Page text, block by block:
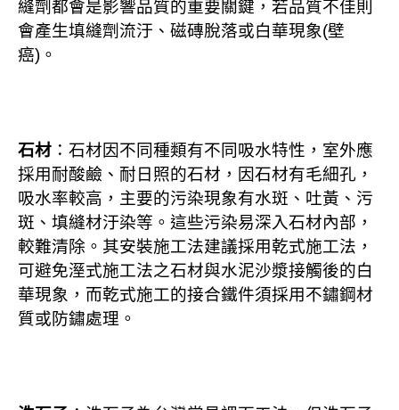
縫劑都會是影響品質的重要關鍵，若品質不佳則
會產生填縫劑流汙、磁磚脫落或白華現象(壁
癌)。
石材 ：石材因不同種類有不同吸水特性，室外應
採用耐酸鹼、耐日照的石材，因石材有毛細孔，
吸水率較高，主要的污染現象有水斑、吐黃、污
斑、填縫材汙染等。這些污染易深入石材內部，
較難清除。其安裝施工法建議採用乾式施工法，
可避免溼式施工法之石材與水泥沙漿接觸後的白
華現象，而乾式施工的接合鐵件須採用不鏽鋼材
質或防鏽處理。